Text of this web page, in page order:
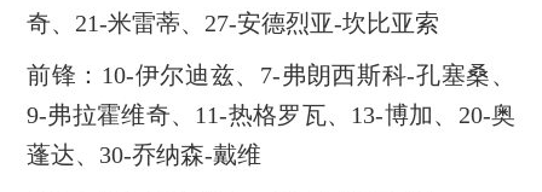
奇、21-米雷蒂、27-安德烈亚-坎比亚索
前锋：10-伊尔迪兹、7-弗朗西斯科-孔塞桑、
9-弗拉霍维奇、11-热格罗瓦、13-博加、20-奥
蓬达、30-乔纳森-戴维